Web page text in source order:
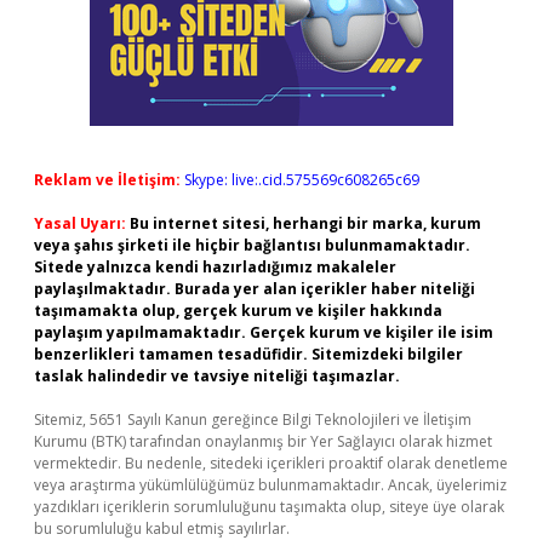
Reklam ve İletişim: Skype: live:.cid.575569c608265c69
Yasal Uyarı: Bu internet sitesi, herhangi bir marka, kurum
veya şahıs şirketi ile hiçbir bağlantısı bulunmamaktadır.
Sitede yalnızca kendi hazırladığımız makaleler
paylaşılmaktadır. Burada yer alan içerikler haber niteliği
taşımamakta olup, gerçek kurum ve kişiler hakkında
paylaşım yapılmamaktadır. Gerçek kurum ve kişiler ile isim
benzerlikleri tamamen tesadüfidir. Sitemizdeki bilgiler
taslak halindedir ve tavsiye niteliği taşımazlar.
Sitemiz, 5651 Sayılı Kanun gereğince Bilgi Teknolojileri ve İletişim
Kurumu (BTK) tarafından onaylanmış bir Yer Sağlayıcı olarak hizmet
vermektedir. Bu nedenle, sitedeki içerikleri proaktif olarak denetleme
veya araştırma yükümlülüğümüz bulunmamaktadır. Ancak, üyelerimiz
yazdıkları içeriklerin sorumluluğunu taşımakta olup, siteye üye olarak
bu sorumluluğu kabul etmiş sayılırlar.